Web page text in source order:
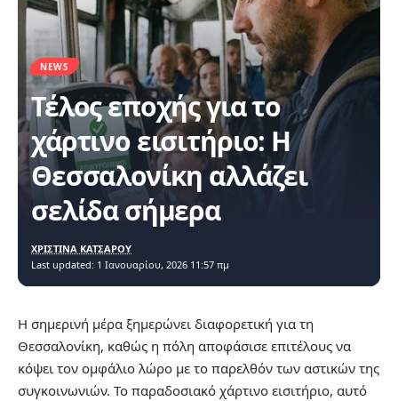
NEWS
Τέλος εποχής για το
χάρτινο εισιτήριο: Η
Θεσσαλονίκη αλλάζει
σελίδα σήμερα
Last updated: 1 Ιανουαρίου, 2026 11:57 πμ
ΧΡΙΣΤΙΝΑ ΚΑΤΣΑΡΟΥ
Η σημερινή μέρα ξημερώνει διαφορετική για τη
Θεσσαλονίκη, καθώς η πόλη αποφάσισε επιτέλους να
κόψει τον ομφάλιο λώρο με το παρελθόν των αστικών της
συγκοινωνιών. Το παραδοσιακό χάρτινο εισιτήριο, αυτό